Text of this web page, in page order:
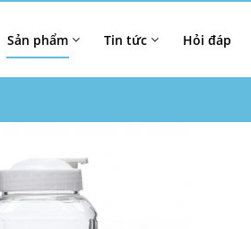
Sản phẩm Tin tức Hỏi đáp